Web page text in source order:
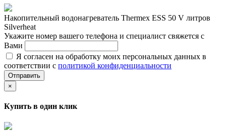
Накопительный водонагреватель Thermex ESS 50 V литров
Silverheat
Укажите номер вашего телефона и специалист свяжется с
Вами
Я согласен на обработку моих персональных данных в
соответствии с политикой конфиденциальности
Отправить
×
Купить в один клик